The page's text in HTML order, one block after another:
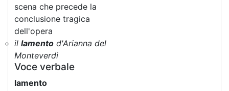
scena che precede la
conclusione tragica
dell'opera
il lamento d'Arianna del
Monteverdi
Voce verbale
lamento